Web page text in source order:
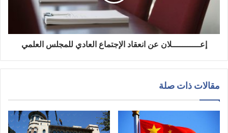
إعـــــــــــلان عن انعقاد الإجتماع العادي للمجلس العلمي
مقالات ذات صلة